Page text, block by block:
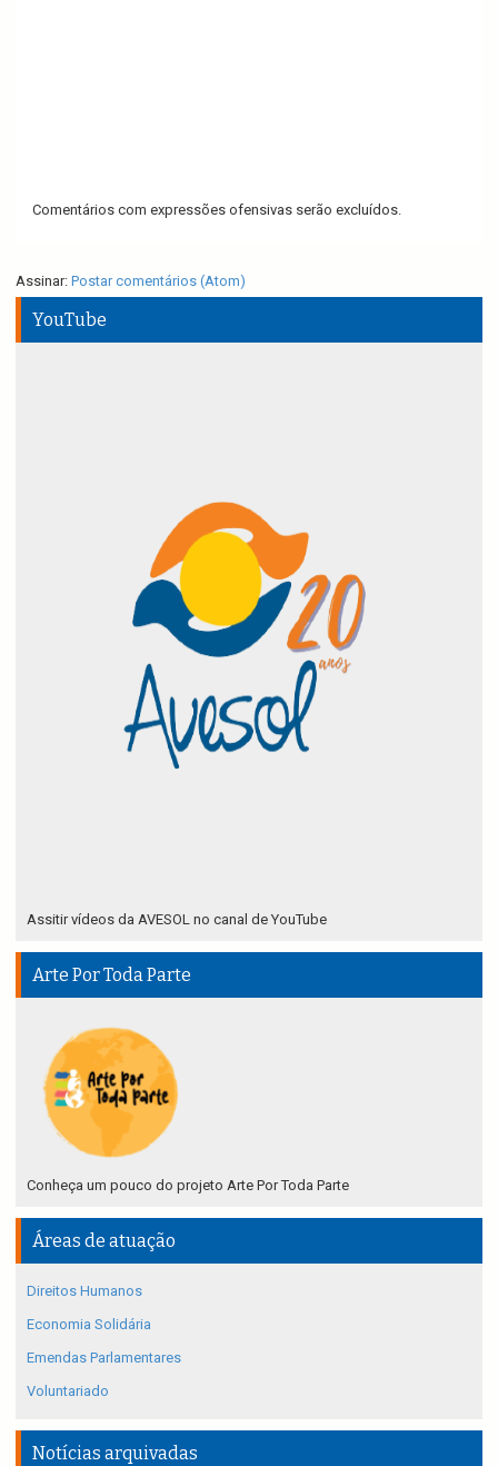
Comentários com expressões ofensivas serão excluídos.
Assinar: Postar comentários (Atom)
YouTube
Assitir vídeos da AVESOL no canal de YouTube
Arte Por Toda Parte
Conheça um pouco do projeto Arte Por Toda Parte
Áreas de atuação
Direitos Humanos
Economia Solidária
Emendas Parlamentares
Voluntariado
Notícias arquivadas